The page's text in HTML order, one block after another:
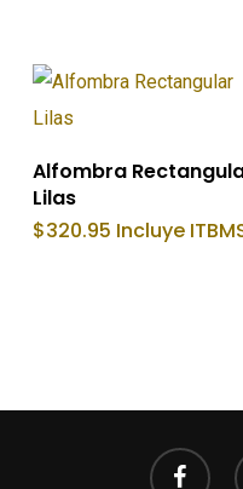
Añadir Al Carrito
Alfombra
Lilas
$320.95 Incluye
facebook